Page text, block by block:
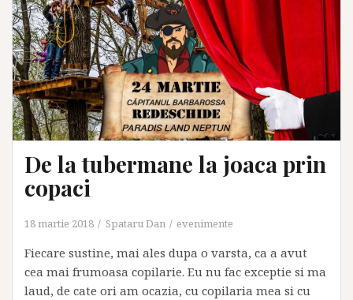
De la tubermane la joaca prin
copaci
18 martie 2018 Spataru Dan evenimente
Fiecare sustine, mai ales dupa o varsta, ca a avut
cea mai frumoasa copilarie. Eu nu fac exceptie si ma
laud, de cate ori am ocazia, cu copilaria mea si cu